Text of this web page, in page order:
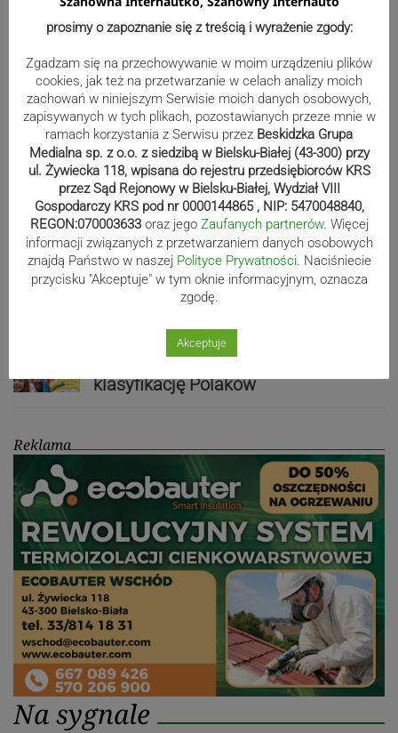
punkty. Liderzy mistrzostw
80-lecie Soły Kobiernice. Będzie się
działo! SZCZEGÓŁOWY PROGRAM
Kaniów stolicą europejskiego kajak
polo. Kilkadziesiąt drużyn z całej
Europy rywalizowało przez trzy dni
Nakamura z dubletem w Wiśle.
Dyskwalifikacja Waszka zmieniła
klasyfikację Polaków
Reklama
Na sygnale
prosimy o zapoznanie się z treścią i wyrażenie zgody:
Zgadzam się na przechowywanie w moim urządzeniu plików
cookies, jak też na przetwarzanie w celach analizy moich
zachowań w niniejszym Serwisie moich danych osobowych,
zapisywanych w tych plikach, pozostawianych przeze mnie w
ramach korzystania z Serwisu przez Beskidzka Grupa
Medialna sp. z o.o. z siedzibą w Bielsku-Białej (43-300) przy
ul. Żywiecka 118, wpisana do rejestru przedsiębiorców KRS
przez Sąd Rejonowy w Bielsku-Białej, Wydział VIII
Gospodarczy KRS pod nr 0000144865 , NIP: 5470048840,
REGON:070003633 oraz jego Zaufanych partnerów. Więcej
informacji związanych z przetwarzaniem danych osobowych
znajdą Państwo w naszej Polityce Prywatności. Naciśniecie
przycisku "Akceptuje" w tym oknie informacyjnym, oznacza
zgodę.
Akceptuje